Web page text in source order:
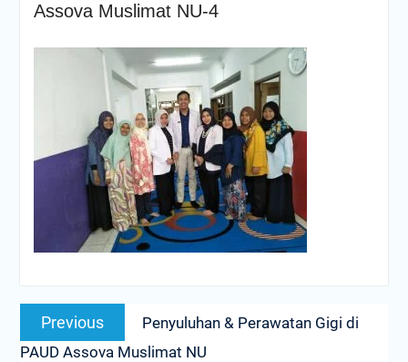
Assova Muslimat NU-4
Post
navigation
Previous
Previous
post:
Penyuluhan & Perawatan Gigi di
PAUD Assova Muslimat NU